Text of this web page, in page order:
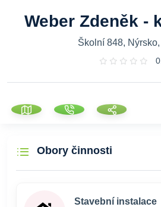
Weber Zdeněk -
Školní 848,
Obory činnosti
Stavební instalace